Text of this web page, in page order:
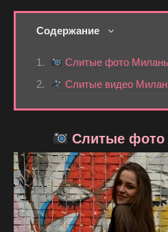
Содержание
Слитые фото
Слитые видео
Слитые